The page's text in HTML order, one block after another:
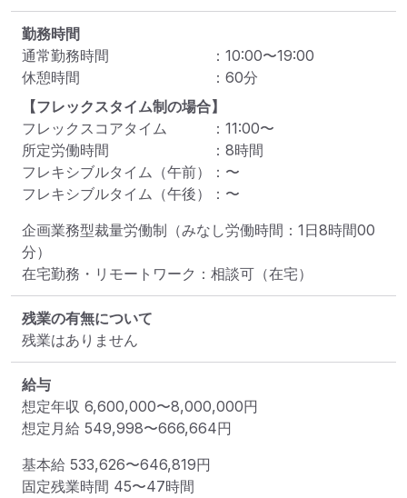
勤務時間
通常勤務時間
： 10:00〜19:00
休憩時間
： 60分
【フレックスタイム制の場合】
フレックスコアタイム
： 11:00〜
所定労働時間
： 8時間
フレキシブルタイム（午前）
： 〜
フレキシブルタイム（午後）
： 〜
企画業務型裁量労働制（みなし労働時間：1日8時間00
分）
在宅勤務・リモートワーク：相談可（在宅）
残業の有無について
残業はありません
給与
想定年収 6,600,000〜8,000,000円
想定月給 549,998〜666,664円
基本給 533,626〜646,819円
固定残業時間 45〜47時間